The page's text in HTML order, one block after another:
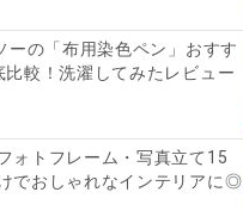
ーの「布用染色ペン」おすす
比較！洗濯してみたレビュー
ォトフレーム・写真立て15
でおしゃれなインテリアに◎